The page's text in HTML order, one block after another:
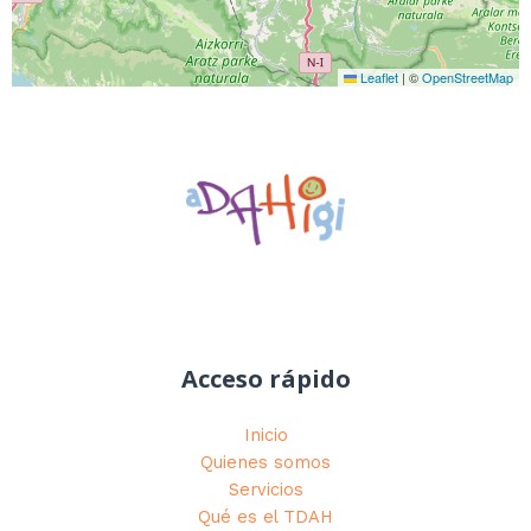
Leaflet | ©OpenStreetMap
Acceso rápido
Inicio
Quienes somos
Servicios
Qué es el TDAH